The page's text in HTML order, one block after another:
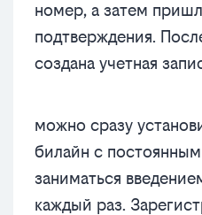
номер, а затем
подтверждения.
создана учетная
можно сразу
билайн с
заниматься
каждый раз.